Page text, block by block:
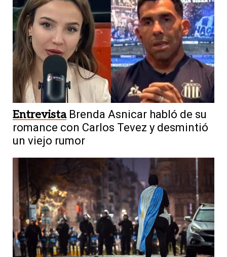
Entrevista Brenda Asnicar habló de su
romance con Carlos Tevez y desmintió
un viejo rumor